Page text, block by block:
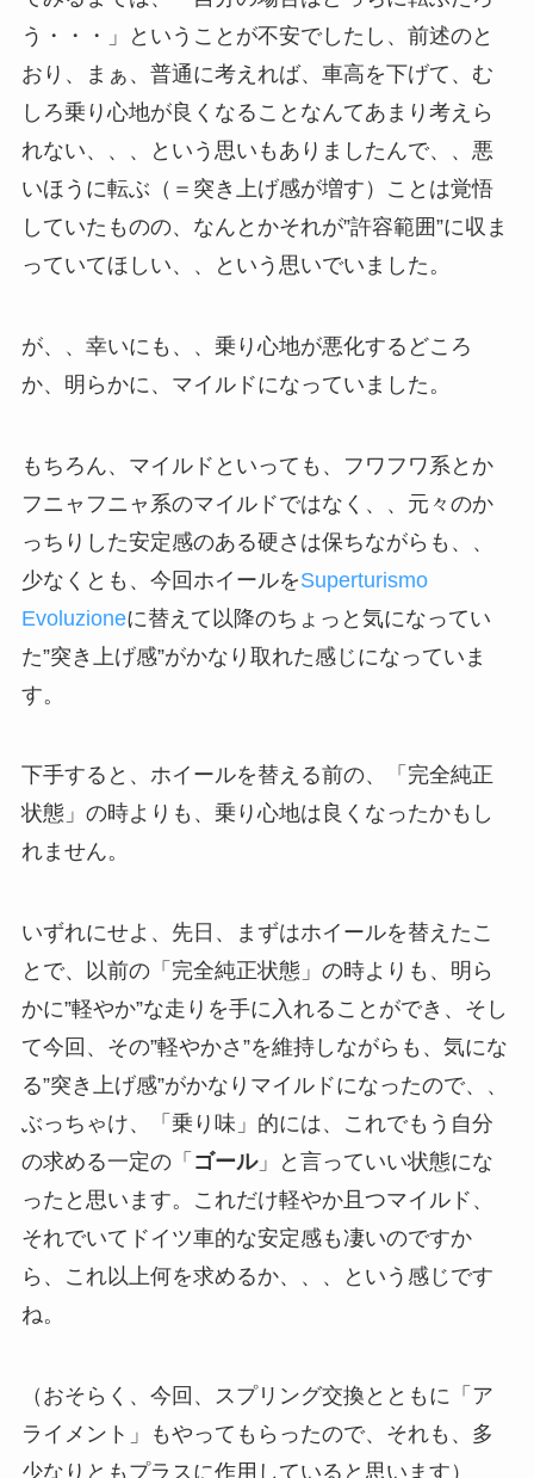
う・・・」ということが不安でしたし、前述のと
おり、まぁ、普通に考えれば、車高を下げて、む
しろ乗り心地が良くなることなんてあまり考えら
れない、、、という思いもありましたんで、、悪
いほうに転ぶ（＝突き上げ感が増す）ことは覚悟
していたものの、なんとかそれが”許容範囲”に収ま
っていてほしい、、という思いでいました。
が、、幸いにも、、乗り心地が悪化するどころ
か、明らかに、マイルドになっていました。
もちろん、マイルドといっても、フワフワ系とか
フニャフニャ系のマイルドではなく、、元々のか
っちりした安定感のある硬さは保ちながらも、、
少なくとも、今回ホイールをSuperturismo
Evoluzioneに替えて以降のちょっと気になってい
た”突き上げ感”がかなり取れた感じになっていま
す。
下手すると、ホイールを替える前の、「完全純正
状態」の時よりも、乗り心地は良くなったかもし
れません。
いずれにせよ、先日、まずはホイールを替えたこ
とで、以前の「完全純正状態」の時よりも、明ら
かに”軽やか”な走りを手に入れることができ、そし
て今回、その”軽やかさ”を維持しながらも、気にな
る”突き上げ感”がかなりマイルドになったので、、
ぶっちゃけ、「乗り味」的には、これでもう自分
の求める一定の「 ゴール」と言っていい状態にな
ったと思います。これだけ軽やか且つマイルド、
それでいてドイツ車的な安定感も凄いのですか
ら、これ以上何を求めるか、、、という感じです
ね。
（おそらく、今回、スプリング交換とともに「ア
ライメント」もやってもらったので、それも、多
少なりともプラスに作用していると思います）